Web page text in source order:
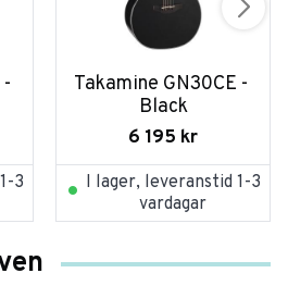
3
Takamine GN30CE -
Black
6 195 kr
I lager, leveranstid 1-3
vardagar